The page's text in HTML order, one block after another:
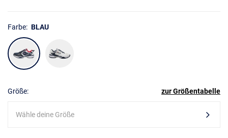
Farbe: BLAU
Größe: zur Größentabelle
Wähle deine Größe